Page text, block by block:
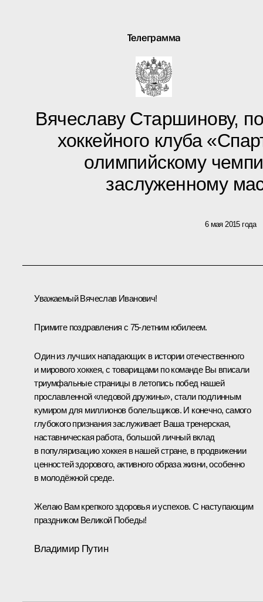
Телеграмма
Вячеславу Старшинову,
хоккейного клуба
олимпийскому
заслуженному
6 мая 2015 года
Уважаемый Вячеслав Иванович!
Примите поздравления с 75-летним юбилеем.
Один из лучших нападающих в истории отечественного
и мирового хоккея, с товарищами по команде Вы вписали
триумфальные страницы в летопись побед нашей
прославленной «ледовой дружины», стали подлинным
кумиром для миллионов болельщиков. И конечно, самого
глубокого признания заслуживает Ваша тренерская,
наставническая работа, большой личный вклад
в популяризацию хоккея в нашей стране, в продвижении
ценностей здорового, активного образа жизни, особенно
в молодёжной среде.
Желаю Вам крепкого здоровья и успехов. С наступающим
праздником Великой Победы!
Владимир Путин